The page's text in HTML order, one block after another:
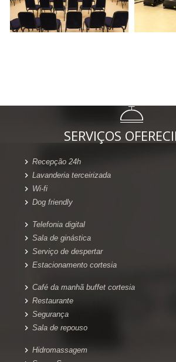
SERVIÇOS
Recepção 24h
Lavanderia terceirizada
Wi-fi
Dog friendly
Telefonia digital
Sala de ginástica
Serviço de despertar
Estacionamento cortesia
Café da manhã buffet cortesia
Restaurante
Segurança
Sala de repouso
Hidromassagem